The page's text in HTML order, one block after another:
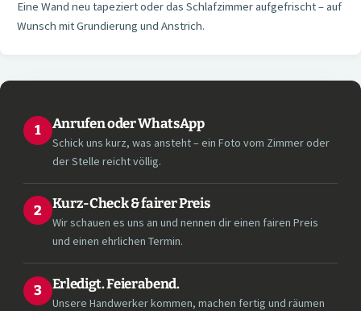
Eine Wand neu tapeziert oder das Schlafzimmer aufgefrischt – auf
Wunsch mit Grundierung und Anstrich.
1 Anrufen oder WhatsApp
Schick uns kurz, was ansteht – ein Foto vom Zimmer oder
der Stelle reicht völlig.
2 Kurz-Check & fairer Preis
Wir schauen es uns an und nennen dir einen fairen Preis
und einen ehrlichen Termin.
3 Erledigt. Feierabend.
Unsere Handwerker kommen, machen fertig und räumen